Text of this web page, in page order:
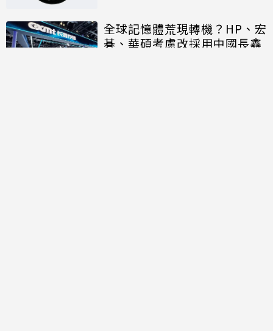
全球記憶體荒現轉機？HP、宏
碁、華碩考慮改採用中國長鑫